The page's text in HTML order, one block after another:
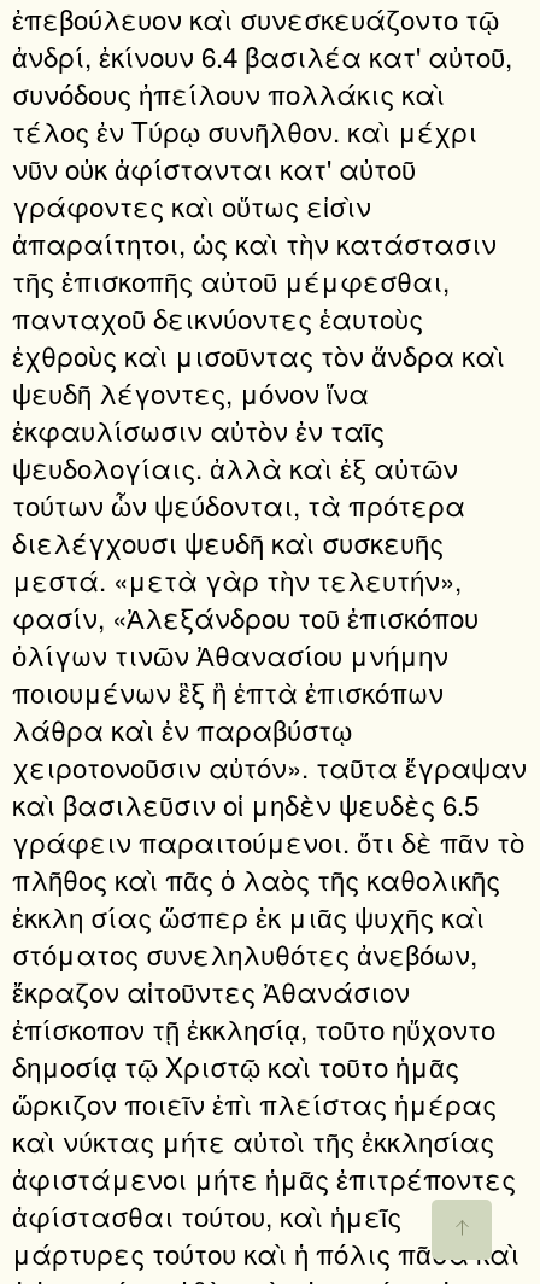
ἐπεβούλευον καὶ συνεσκευάζοντο τῷ
ἀνδρί, ἐκίνουν 6.4 βασιλέα κατ' αὐτοῦ,
συνόδους ἠπείλουν πολλάκις καὶ
τέλος ἐν Τύρῳ συνῆλθον. καὶ μέχρι
νῦν οὐκ ἀφίστανται κατ' αὐτοῦ
γράφοντες καὶ οὕτως εἰσὶν
ἀπαραίτητοι, ὡς καὶ τὴν κατάστασιν
τῆς ἐπισκοπῆς αὐτοῦ μέμφεσθαι,
πανταχοῦ δεικνύοντες ἑαυτοὺς
ἐχθροὺς καὶ μισοῦντας τὸν ἄνδρα καὶ
ψευδῆ λέγοντες, μόνον ἵνα
ἐκφαυλίσωσιν αὐτὸν ἐν ταῖς
ψευδολογίαις. ἀλλὰ καὶ ἐξ αὐτῶν
τούτων ὧν ψεύδονται, τὰ πρότερα
διελέγχουσι ψευδῆ καὶ συσκευῆς
μεστά. «μετὰ γὰρ τὴν τελευτήν»,
φασίν, «Ἀλεξάνδρου τοῦ ἐπισκόπου
ὀλίγων τινῶν Ἀθανασίου μνήμην
ποιουμένων ἓξ ἢ ἑπτὰ ἐπισκόπων
λάθρα καὶ ἐν παραβύστῳ
χειροτονοῦσιν αὐτόν». ταῦτα ἔγραψαν
καὶ βασιλεῦσιν οἱ μηδὲν ψευδὲς 6.5
γράφειν παραιτούμενοι. ὅτι δὲ πᾶν τὸ
πλῆθος καὶ πᾶς ὁ λαὸς τῆς καθολικῆς
ἐκκλη σίας ὥσπερ ἐκ μιᾶς ψυχῆς καὶ
στόματος συνεληλυθότες ἀνεβόων,
ἔκραζον αἰτοῦντες Ἀθανάσιον
ἐπίσκοπον τῇ ἐκκλησίᾳ, τοῦτο ηὔχοντο
δημοσίᾳ τῷ Χριστῷ καὶ τοῦτο ἡμᾶς
ὥρκιζον ποιεῖν ἐπὶ πλείστας ἡμέρας
καὶ νύκτας μήτε αὐτοὶ τῆς ἐκκλησίας
ἀφιστάμενοι μήτε ἡμᾶς ἐπιτρέποντες
ἀφίστασθαι τούτου, καὶ ἡμεῖς
μάρτυρες τούτου καὶ ἡ πόλις πᾶσα καὶ